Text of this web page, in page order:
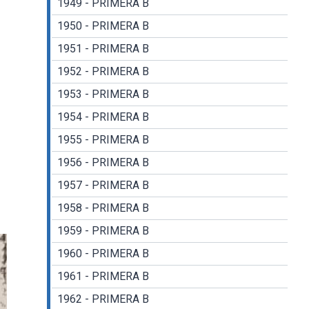
1949 - PRIMERA B
1950 - PRIMERA B
1951 - PRIMERA B
1952 - PRIMERA B
1953 - PRIMERA B
1954 - PRIMERA B
1955 - PRIMERA B
1956 - PRIMERA B
1957 - PRIMERA B
1958 - PRIMERA B
1959 - PRIMERA B
1960 - PRIMERA B
1961 - PRIMERA B
1962 - PRIMERA B